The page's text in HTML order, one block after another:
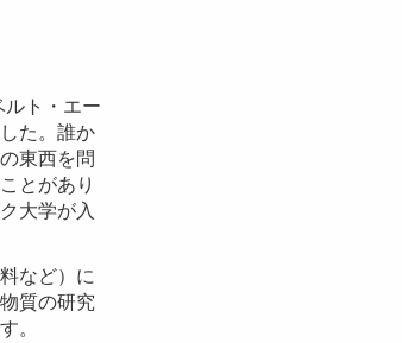
ト・エー
た。誰か
東西を問
とがあり
大学が入
など）に
質の研究
。